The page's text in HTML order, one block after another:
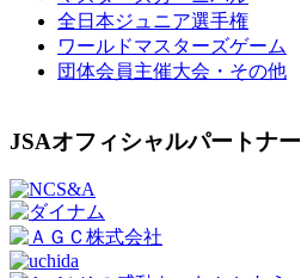
全日本ジュニア選手権
ワールドマスターズゲーム
団体会員主催大会・その他
JSAオフィシャルパートナー